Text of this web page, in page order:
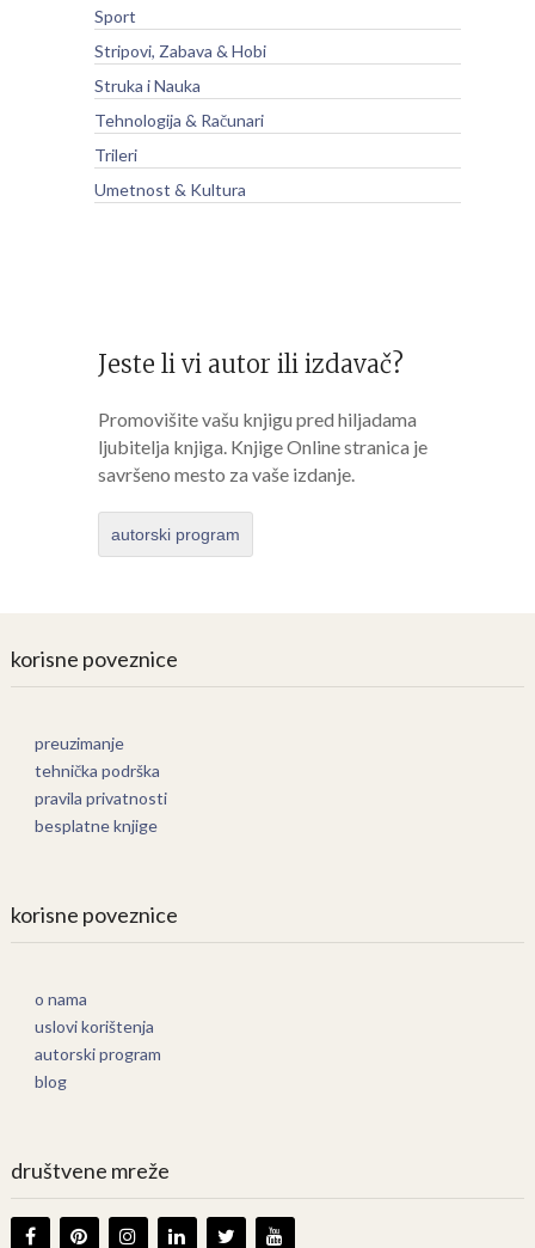
Sport
Stripovi, Zabava & Hobi
Struka i Nauka
Tehnologija & Računari
Trileri
Umetnost & Kultura
Jeste li vi autor ili izdavač?
Promovišite vašu knjigu pred hiljadama
ljubitelja knjiga. Knjige Online stranica je
savršeno mesto za vaše izdanje.
autorski program
korisne poveznice
preuzimanje
tehnička podrška
pravila privatnosti
besplatne knjige
korisne poveznice
o nama
uslovi korištenja
autorski program
blog
društvene mreže